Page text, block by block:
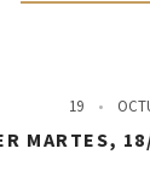
19
MARTES,